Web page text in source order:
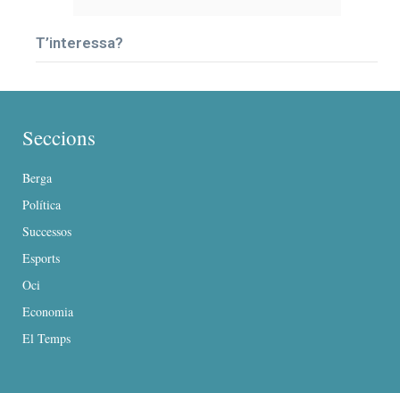
T’interessa?
Seccions
Berga
Política
Successos
Esports
Oci
Economia
El Temps